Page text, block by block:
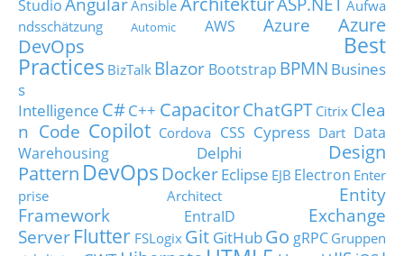
Studio Ansible
Aufwa
ndsschätzung
Automic AWS Azure
Azure
DevOps
Best
Practices BizTalk Blazor Bootstrap BPMN Busines
s
Intelligence C#C++ CapacitorChatGPT Citrix Clea
n Code Copilot Cordova CSS Cypress Dart Data
Warehousing
Delphi
Design
Pattern DevOps DockerEclipse EJB Electron Enter
prise Architect
Entity
Framework
EntraID
Exchange
Server Flutter FSLogix Git GitHubGo gRPC Gruppen